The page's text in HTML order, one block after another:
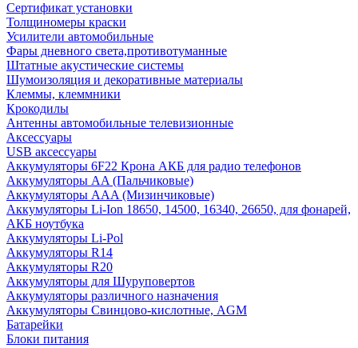
Сертификат установки
Толщиномеры краски
Усилители автомобильные
Фары дневного света,противотуманные
Штатные акустические системы
Шумоизоляция и декоративные материалы
Клеммы, клеммники
Крокодилы
Антенны автомобильные телевизионные
Аксессуары
USB аксессуары
Аккумуляторы 6F22 Крона АКБ для радио телефонов
Аккумуляторы AA (Пальчиковые)
Аккумуляторы AAA (Мизинчиковые)
Аккумуляторы Li-Ion 18650, 14500, 16340, 26650, для фонарей,
АКБ ноутбука
Аккумуляторы Li-Pol
Аккумуляторы R14
Аккумуляторы R20
Аккумуляторы для Шуруповертов
Аккумуляторы различного назначения
Аккумуляторы Свинцово-кислотные, AGM
Батарейки
Блоки питания